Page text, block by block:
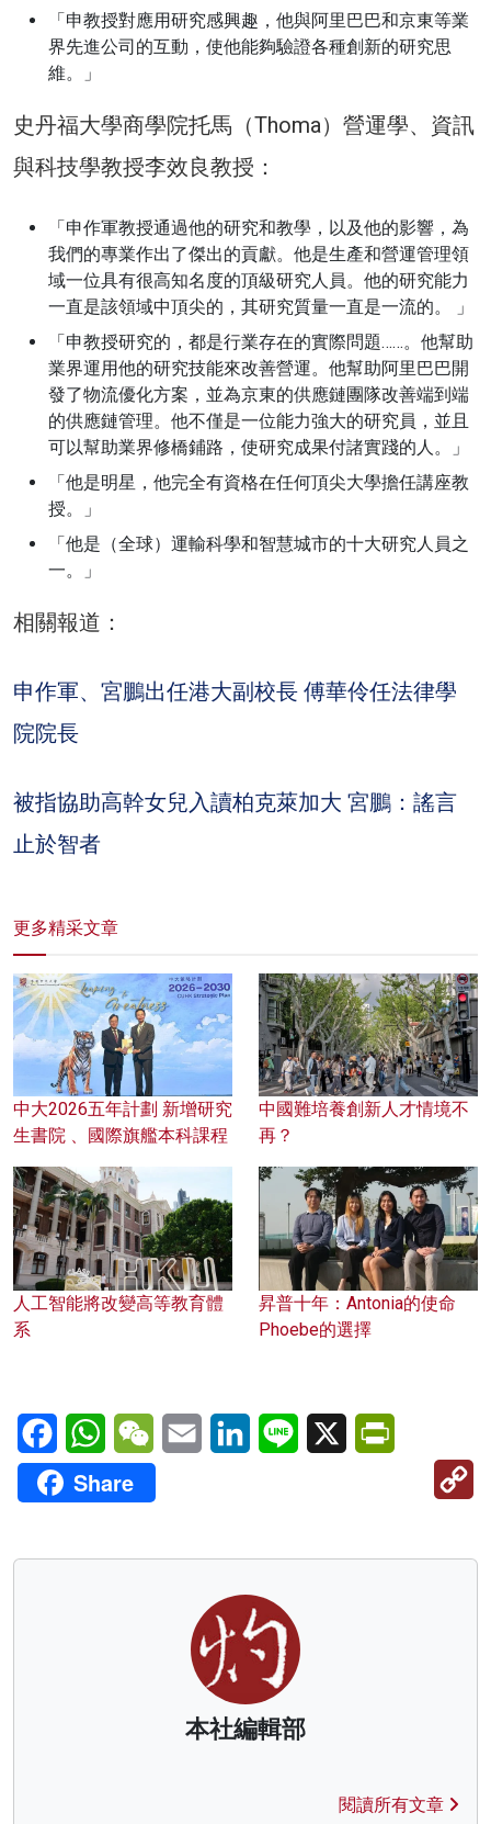
「申教授對應用研究感興趣，他與阿里巴巴和京東等業
界先進公司的互動，使他能夠驗證各種創新的研究思
維。」
史丹福大學商學院托馬（Thoma）營運學、資訊
與科技學教授李效良教授：
「申作軍教授通過他的研究和教學，以及他的影響，為
我們的專業作出了傑出的貢獻。他是生產和營運管理領
域一位具有很高知名度的頂級研究人員。他的研究能力
一直是該領域中頂尖的，其研究質量一直是一流的。 」
「申教授研究的，都是行業存在的實際問題……。他幫助
業界運用他的研究技能來改善營運。他幫助阿里巴巴開
發了物流優化方案，並為京東的供應鏈團隊改善端到端
的供應鏈管理。他不僅是一位能力強大的研究員，並且
可以幫助業界修橋鋪路，使研究成果付諸實踐的人。」
「他是明星，他完全有資格在任何頂尖大學擔任講座教
授。」
「他是（全球）運輸科學和智慧城市的十大研究人員之
一。」
相關報道：
申作軍、宮鵬出任港大副校長 傅華伶任法律學
院院長
被指協助高幹女兒入讀柏克萊加大 宮鵬：謠言
止於智者
更多精采文章
中大2026五年計劃 新增研究
生書院 、國際旗艦本科課程
中國難培養創新人才情境不
再？
人工智能將改變高等教育體
系
昇普十年：Antonia的使命
Phoebe的選擇
FacebookWhatsAppWeChatEmail LinkedInLine X
Share
本社編輯部
閱讀所有文章